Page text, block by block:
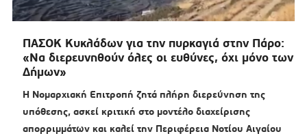
ΠΑΣΟΚ Κυκλάδων για την πυρκαγιά στην Πάρο:
«Να διερευνηθούν όλες οι ευθύνες, όχι μόνο των
Δήμων»
Η Νομαρχιακή Επιτροπή ζητά πλήρη διερεύνηση της
υπόθεσης, ασκεί κριτική στο μοντέλο διαχείρισης
απορριμμάτων και καλεί την Περιφέρεια Νοτίου Αιγαίου